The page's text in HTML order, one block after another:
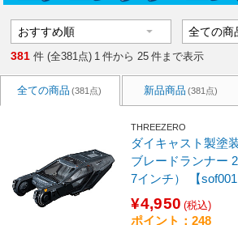
381 件 (全381点) 1 件から 25 件まで表示
全ての商品 (381点) 新品商品 (381点)
THREEZERO
ダイキャスト製塗
ブレードランナー
7インチ） 【sof001
¥4,950 (税込)
ポイント：248